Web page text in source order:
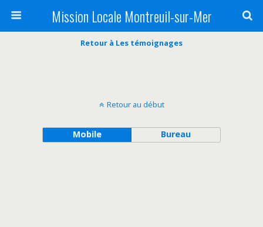
Mission Locale Montreuil-sur-Mer
Retour à Les témoignages
Retour au début
Mobile Bureau